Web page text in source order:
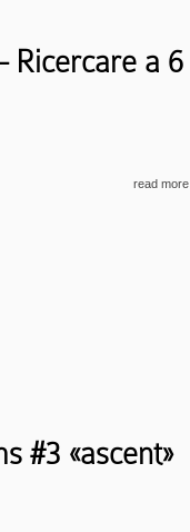
Ricercare a 6
read more
#3 «ascent»